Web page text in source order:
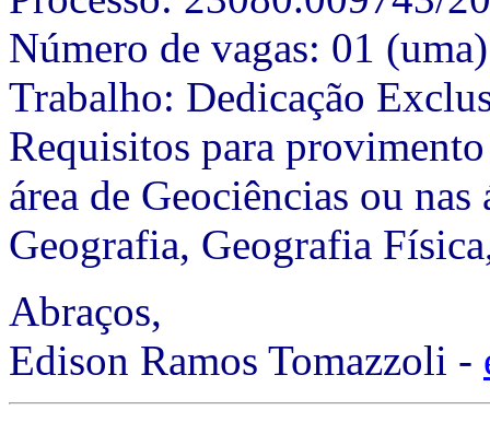
Número de vagas: 01
Trabalho: Dedicação
Requisitos para
área de Geociências ou
Geografia, Geografia
Abraços,
Edison Ramos Tomazzoli -